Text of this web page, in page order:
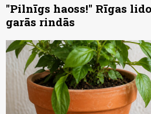
"Pilnīgs haoss!" Rīgas
garās rindās